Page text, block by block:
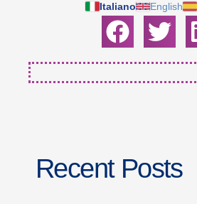
Italiano English
Recent Posts